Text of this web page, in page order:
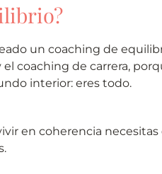
un coaching de
el coaching de carrera,
interior: eres todo.
en coherencia